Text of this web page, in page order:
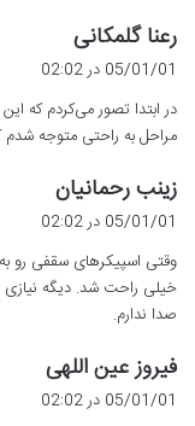
رعنا گلمکانی
ف
:
05/01/01 در 02:02
در ابتدا تصور می‌کردم که
مراحل به راحتی متوجه شدم
زینب رحمانیان
ف
:
05/01/01 در 02:02
وقتی اسپیکرهای سقفی رو
خیلی راحت شد. دیگه نیازی
صدا ندارم.
فیروز عین اللهی
ف
05/01/01 در 02:02